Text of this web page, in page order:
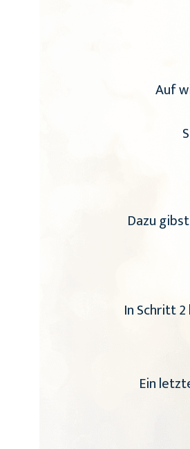
Auf
Dazu
In Schritt
Ein